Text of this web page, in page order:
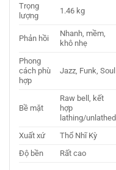
Trọng
lượng
1.46 kg
Phản hồi
Nhanh, mềm,
khô nhẹ
Phong
cách phù
hợp
Jazz, Funk, Soul
Bề mặt
Raw bell, kết
hợp
lathing/unlathed
Xuất xứ Thổ Nhĩ Kỳ
Độ bền
Rất cao